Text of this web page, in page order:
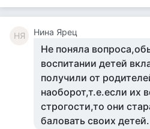
НЯ Нина Ярец
Не поняла
воспитании детей
получили от
наоборот,т.е.если их
строгости,то они
баловать своих детей.